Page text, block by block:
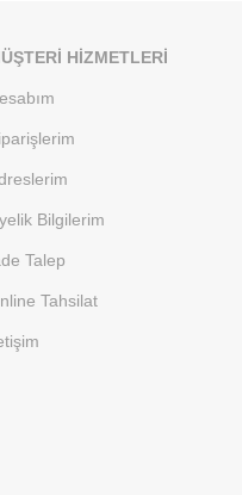
HIZMETLERI
Bilgilerim
Talep
Tahsilat